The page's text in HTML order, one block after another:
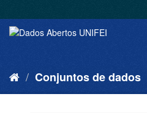
Conjuntos de dados